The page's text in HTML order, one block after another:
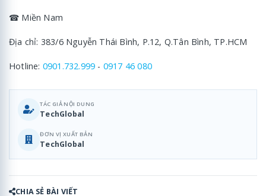
☎ Miền Nam
Địa chỉ: 383/6 Nguyễn Thái Bình, P.12, Q.Tân Bình, TP.HCM
Hotline: 0901.732.999 - 0917 46 080
TÁC GIẢ NỘI DUNG
TechGlobal
ĐƠN VỊ XUẤT BẢN
TechGlobal
CHIA SẺ BÀI VIẾT